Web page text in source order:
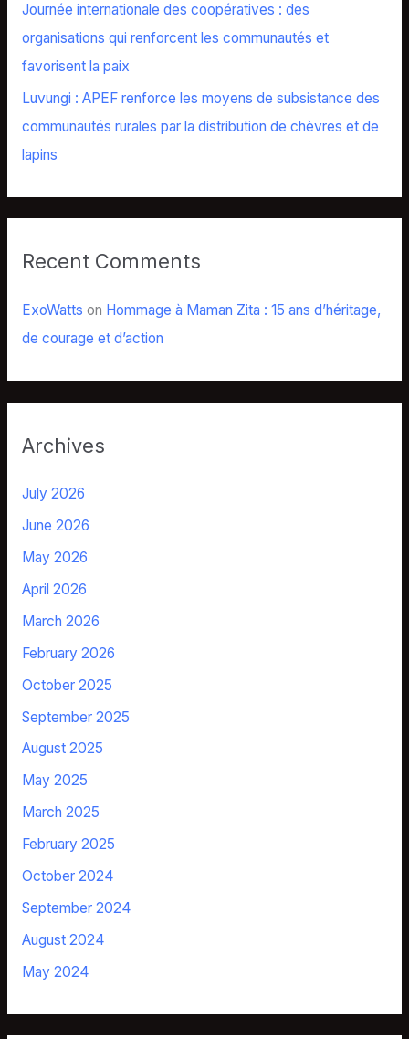
Journée internationale des coopératives : des
organisations qui renforcent les communautés et
favorisent la paix
Luvungi : APEF renforce les moyens de subsistance des
communautés rurales par la distribution de chèvres et de
lapins
Recent Comments
ExoWatts on Hommage à Maman Zita : 15 ans d’héritage,
de courage et d’action
Archives
July 2026
June 2026
May 2026
April 2026
March 2026
February 2026
October 2025
September 2025
August 2025
May 2025
March 2025
February 2025
October 2024
September 2024
August 2024
May 2024